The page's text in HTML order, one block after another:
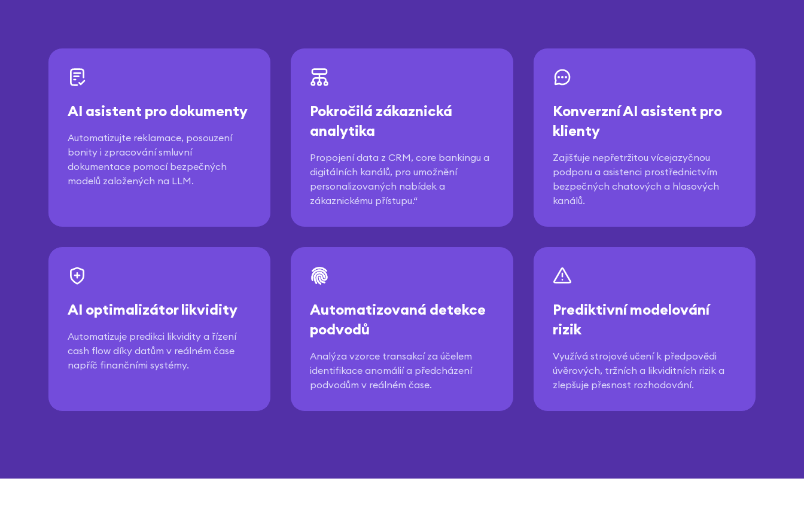
AI asistent pro dokumenty
Automatizujte reklamace, posouzení
bonity i zpracování smluvní
dokumentace pomocí bezpečných
modelů založených na LLM.
Pokročilá zákaznická
analytika
Propojení data z CRM, core bankingu a
digitálních kanálů, pro umožnění
personalizovaných nabídek a
zákaznickému přístupu.“
Konverzní AI asistent pro
klienty
Zajišťuje nepřetržitou vícejazyčnou
podporu a asistenci prostřednictvím
bezpečných chatových a hlasových
kanálů.
AI optimalizátor likvidity
Automatizuje predikci likvidity a řízení
cash flow díky datům v reálném čase
napříč finančními systémy.
Automatizovaná detekce
podvodů
Analýza vzorce transakcí za účelem
identifikace anomálií a předcházení
podvodům v reálném čase.
Prediktivní modelování
rizik
Využívá strojové učení k předpovědi
úvěrových, tržních a likviditních rizik a
zlepšuje přesnost rozhodování.